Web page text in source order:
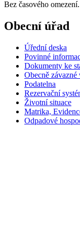
Bez časového omezení.
Obecní úřad
Úřední deska
Povinné
Dokumenty ke
Obecně
Podatelna
Rezervační
Životní situace
Matrika,
Odpadové